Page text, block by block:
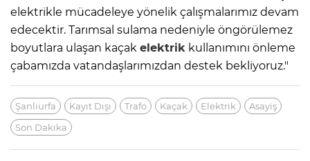
elektrikle mücadeleye yönelik çalışmalarımız devam
edecektir. Tarımsal sulama nedeniyle öngörülemez
boyutlara ulaşan kaçak elektrik kullanımını önleme
çabamızda vatandaşlarımızdan destek bekliyoruz."
Şanlıurfa Kayıt Dışı Trafo Kaçak Elektrik
Asayiş
Son Dakika